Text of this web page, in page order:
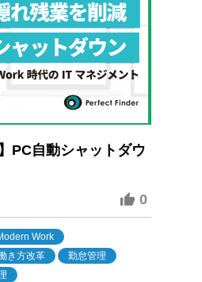
PC自動シャットダウ
0
Work
き方改革
勤怠管理